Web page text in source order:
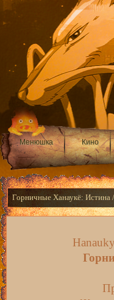
Менюшка Кино
Горничные Ханаукё: